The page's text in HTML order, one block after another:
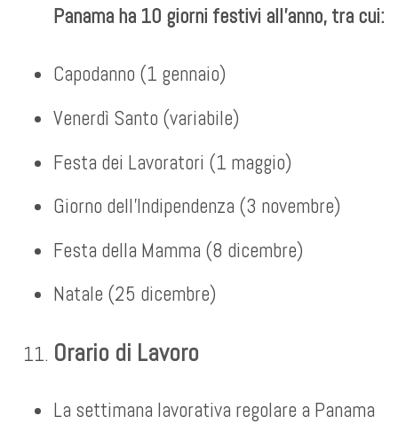
Panama ha 10 giorni festivi all’anno, tra cui:
Capodanno (1 gennaio)
Venerdì Santo (variabile)
Festa dei Lavoratori (1 maggio)
Giorno dell’Indipendenza (3 novembre)
Festa della Mamma (8 dicembre)
Natale (25 dicembre)
Orario di Lavoro
La settimana lavorativa regolare a Panama